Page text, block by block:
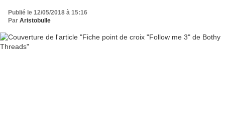
Publié le 12/05/2018 à 15:16
Par Aristobulle